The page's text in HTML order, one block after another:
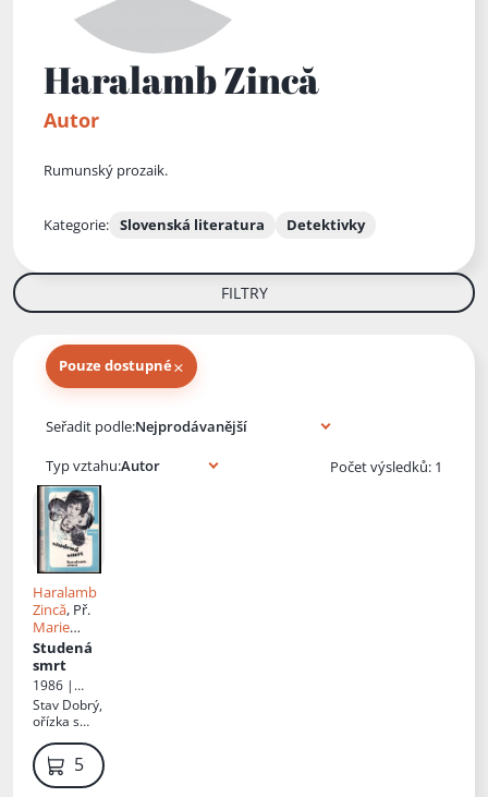
Haralamb Zincă
Autor
Rumunský prozaik.
Kategorie: Slovenská literatura Detektivky
FILTRY
Pouze dostupné×
Seřadit podle:
Typ vztahu:
Počet výsledků: 1
Haralamb
Zincă, Př.
Marie
Kavková
Studená
smrt
1986 |
Melantrich
Stav Dobrý,
ořízka s
oděrky,
lehce
opotřebená
59 Kč